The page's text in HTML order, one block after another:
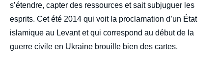
s’étendre, capter des ressources et sait subjuguer les
esprits. Cet été 2014 qui voit la proclamation d’un État
islamique au Levant et qui correspond au début de la
guerre civile en Ukraine brouille bien des cartes.